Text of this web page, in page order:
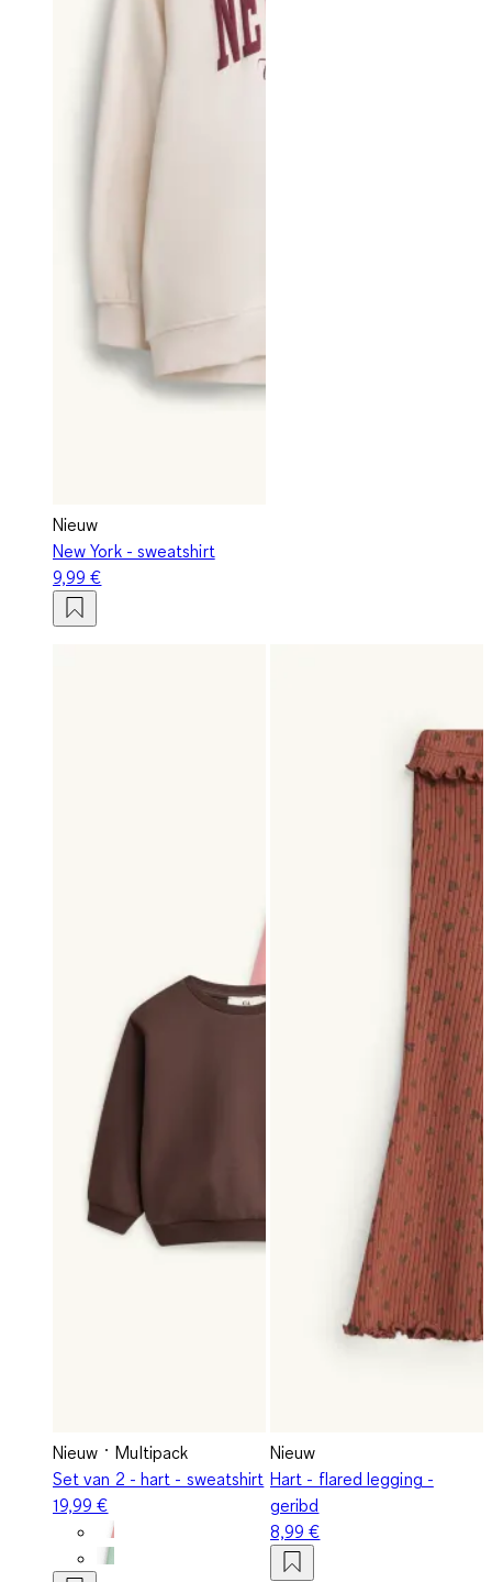
Nieuw
New York - sweatshirt
9,99 €
Nieuw
Multipack
Set van 2 - hart - sweatshirt
19,99 €
Nieuw
Hart - flared legging -
geribd
8,99 €